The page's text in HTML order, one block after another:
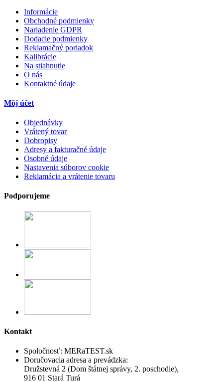
Informácie
Obchodné podmienky
Nariadenie GDPR
Dodacie podmienky
Reklamačný poriadok
Kalibrácie
Na stiahnutie
O nás
Kontaktné údaje
Môj účet
Objednávky
Vrátený tovar
Dobropisy
Adresy a fakturačné údaje
Osobné údaje
Nastavenia súborov cookie
Reklamácia a vrátenie tovaru
Podporujeme
Kontakt
Spoločnosť: MERaTEST.sk
Doručovacia adresa a prevádzka:
Družstevná 2 (Dom štátnej správy, 2. poschodie),
916 01 Stará Turá